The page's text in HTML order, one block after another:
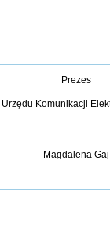
Prezes
Urzędu Komunikacji
Magdalena Gaj